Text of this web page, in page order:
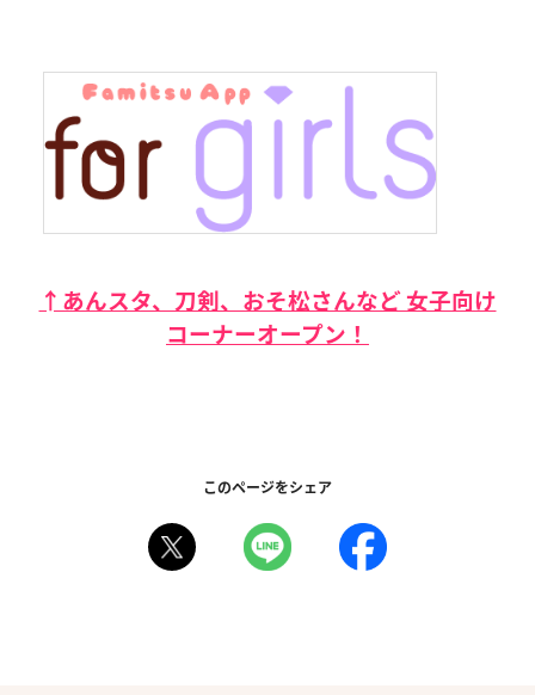
↑あんスタ、刀剣、おそ松さんなど 女子向け
コーナーオープン！
このページをシェア